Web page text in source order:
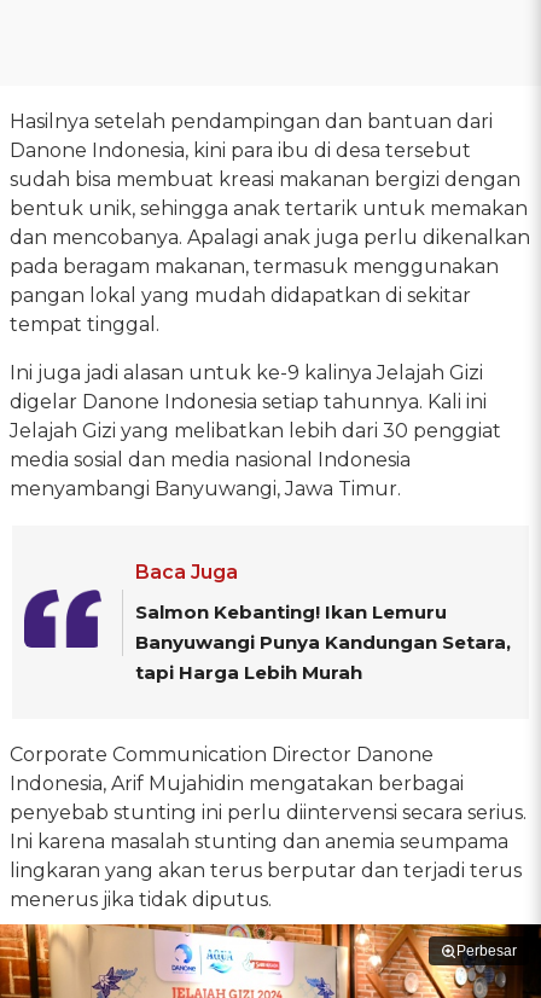
Hasilnya setelah pendampingan dan bantuan dari
Danone Indonesia, kini para ibu di desa tersebut
sudah bisa membuat kreasi makanan bergizi dengan
bentuk unik, sehingga anak tertarik untuk memakan
dan mencobanya. Apalagi anak juga perlu dikenalkan
pada beragam makanan, termasuk menggunakan
pangan lokal yang mudah didapatkan di sekitar
tempat tinggal.
Ini juga jadi alasan untuk ke-9 kalinya Jelajah Gizi
digelar Danone Indonesia setiap tahunnya. Kali ini
Jelajah Gizi yang melibatkan lebih dari 30 penggiat
media sosial dan media nasional Indonesia
menyambangi Banyuwangi, Jawa Timur.
Baca Juga
Salmon Kebanting! Ikan Lemuru
Banyuwangi Punya Kandungan Setara,
tapi Harga Lebih Murah
Corporate Communication Director Danone
Indonesia, Arif Mujahidin mengatakan berbagai
penyebab stunting ini perlu diintervensi secara serius.
Ini karena masalah stunting dan anemia seumpama
lingkaran yang akan terus berputar dan terjadi terus
menerus jika tidak diputus.
Perbesar